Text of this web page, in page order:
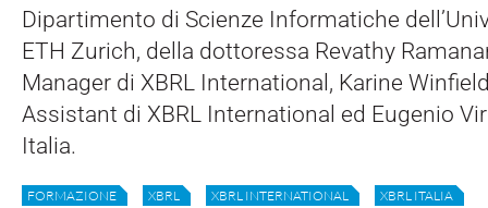
Dipartimento di Scienze Informatiche
ETH Zurich, della dottoressa Revathy
Manager di XBRL International, Karine
Assistant di XBRL International ed Eugenio
Italia.
FORMAZIONE XBRL XBRL INTERNATIONAL XBRL ITALIA